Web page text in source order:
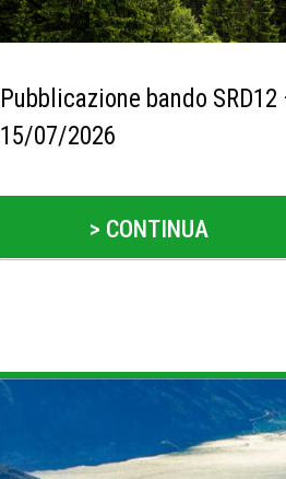
Pubblicazione bando SRD12
15/07/2026
> CONTINUA